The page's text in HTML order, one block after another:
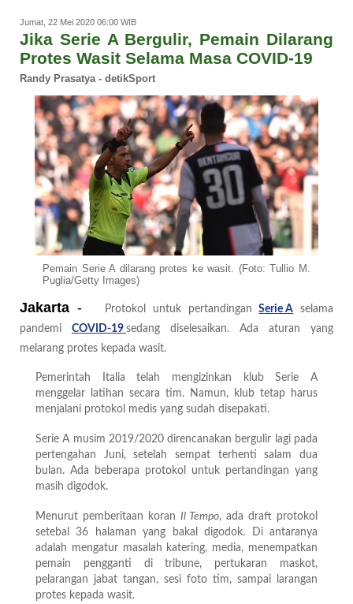
Jumat, 22 Mei 2020 06:00 WIB
Jika Serie A Bergulir, Pemain Dilarang
Protes Wasit Selama Masa COVID-19
Randy Prasatya- detikSport
Pemain Serie A dilarang protes ke wasit. (Foto: Tullio M.
Puglia/Getty Images)
Jakarta - Protokol untuk pertandinganSerie A selama
pandemi COVID-19 sedang diselesaikan. Ada aturan yang
melarang protes kepada wasit.
Pemerintah Italia telah mengizinkan klub Serie A
menggelar latihan secara tim. Namun, klub tetap harus
menjalani protokol medis yang sudah disepakati.
Serie A musim 2019/2020 direncanakan bergulir lagi pada
pertengahan Juni, setelah sempat terhenti salam dua
bulan. Ada beberapa protokol untuk pertandingan yang
masih digodok.
Menurut pemberitaan koran Il Tempo, ada draft protokol
setebal 36 halaman yang bakal digodok. Di antaranya
adalah mengatur masalah katering, media, menempatkan
pemain pengganti di tribune, pertukaran maskot,
pelarangan jabat tangan, sesi foto tim, sampai larangan
protes kepada wasit.